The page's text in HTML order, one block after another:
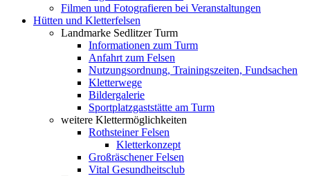
Filmen und Fotografieren bei Veranstaltungen
Hütten und Kletterfelsen
Landmarke Sedlitzer Turm
Informationen zum Turm
Anfahrt zum Felsen
Nutzungsordnung, Trainingszeiten, Fundsachen
Kletterwege
Bildergalerie
Sportplatzgaststätte am Turm
weitere Klettermöglichkeiten
Rothsteiner Felsen
Kletterkonzept
Großräschener Felsen
Vital Gesundheitsclub